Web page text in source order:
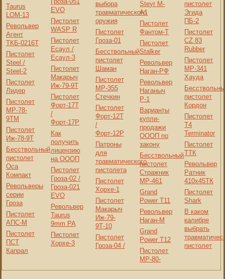
Taurus
LOM-13
Револьвер
Агент
ТКБ-0216Т
Пистолет
Steel /
Steel-2
Пистолет
Лидер
Пистолет
МР-78-
9ТМ
Пистолет
Иж-78-9Т
Бесствольный
пистолет
Оса
Компакт
Револьверы
серии
Гроза
Пистолет
АПС-М
Пистолет
ПСТ
Капрал
EVO
Пистолет
WASP R
Пистолет
Есаул /
Есаул-3
Пистолет
Макарыч
Иж-79-9Т
Пистолет
Форт-17T
/
Форт-17P
Как
получить
лицензию
на ОООП
Пистолет
Гроза-02 /
Гроза-021
EVO
Револьвер
Taurus
9mm PA
Пистолет
Хорхе-3
выбора
травматического
оружия
Пистолет
Гроза-01
Бесствольный
пистолет
Шаман
Пистолет
МР-355
Стечкин
Пистолет
Форт-12T
/
Форт-12P
Патроны
для
травматического
пистолета
Пистолет
Хорхе-1
Пистолет
Макарыч
Иж-79-
9Т-10
Пистолет
Гроза-04 /
Steyr M-
A1
Пистолет
Фантом-Т
Пистолет
Stalker
Револьвер
Наган-РФ
Револьвер
Наганыч
Р-1
Варианты
купли-
продажи
ОООП по
закону
Бесствольный
пистолет
Стражник
МР-461
Grand
Power T11
Револьвер
Наган-М
Grand
Power T12
Пистолет
МР-80-
пистолет
Эгида
ПБ-2
Пистолет
CZ 83
Rubber
Пистолет
МР-341
Хауда
пистолет
Кордон
Пистолет
Т4
Terminator
Пистолет
ТТК
Револьвер
Ратник
410x45ТК
Пистолет
Shark
В каком
калибре
выбрать
пистолет